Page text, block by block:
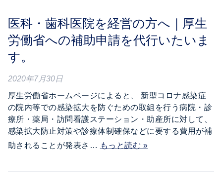
医科・歯科医院を経営の方へ｜厚生
労働省への補助申請を代行いたいま
す。
2020年7月30日
厚生労働省ホームページによると、 新型コロナ感染症
の院内等での感染拡大を防ぐための取組を行う病院・診
療所・薬局・訪問看護ステーション・助産所に対して、
感染拡大防止対策や診療体制確保などに要する費用が補
助されることが発表さ… もっと読む »